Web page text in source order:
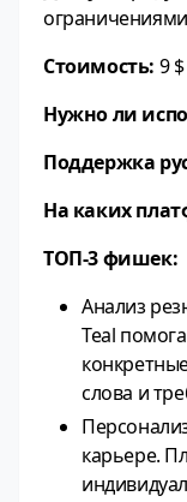
Стоимость: 9
Нужно ли
Поддержка
На каких
ТОП-3 фишек:
Анализ
Teal
слова и
карьере.